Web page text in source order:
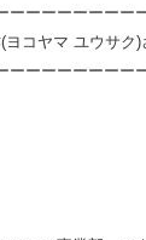
ーーーーーーーー
コヤマ ユウサク)
ーーーーーーーー